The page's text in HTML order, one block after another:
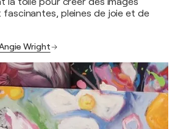
pleines de joie et de
Wright